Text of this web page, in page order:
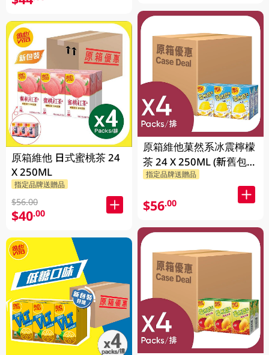
原箱維他 日式蜜桃茶 24
X 250ML
指定品牌送贈品
$56.00
$40.00
原箱維他菓然系冰震檸檬
茶 24 X 250ML (新舊包裝
隨機發貨)
指定品牌送贈品
$56.00